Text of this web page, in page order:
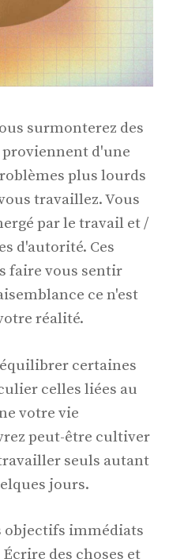
surmonterez des
d'une
plus lourds
travaillez. Vous
par le travail et /
d'autorité. Ces
faire vous sentir
ce n'est
réalité.
certaines
celles liées au
votre vie
peut-être cultiver
seuls autant
jours.
objectifs immédiats
des choses et